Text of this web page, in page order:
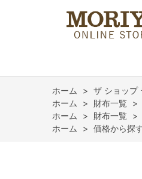
ホーム > ザ ショップ
ホーム
> 財布一覧 >
ホーム
> 財布一覧 >
ホーム
> 価格から探